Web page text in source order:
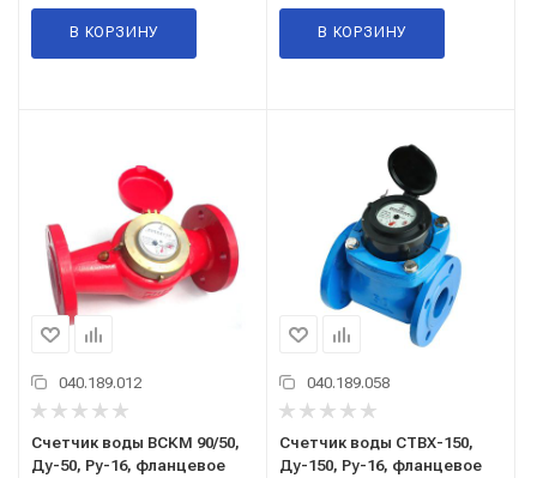
В КОРЗИНУ В КОРЗИНУ
040.189.012
Счетчик воды ВСКМ 90/50,
Ду-50, Ру-16, фланцевое
040.189.058
Счетчик воды СТВХ-150,
Ду-150, Ру-16, фланцевое